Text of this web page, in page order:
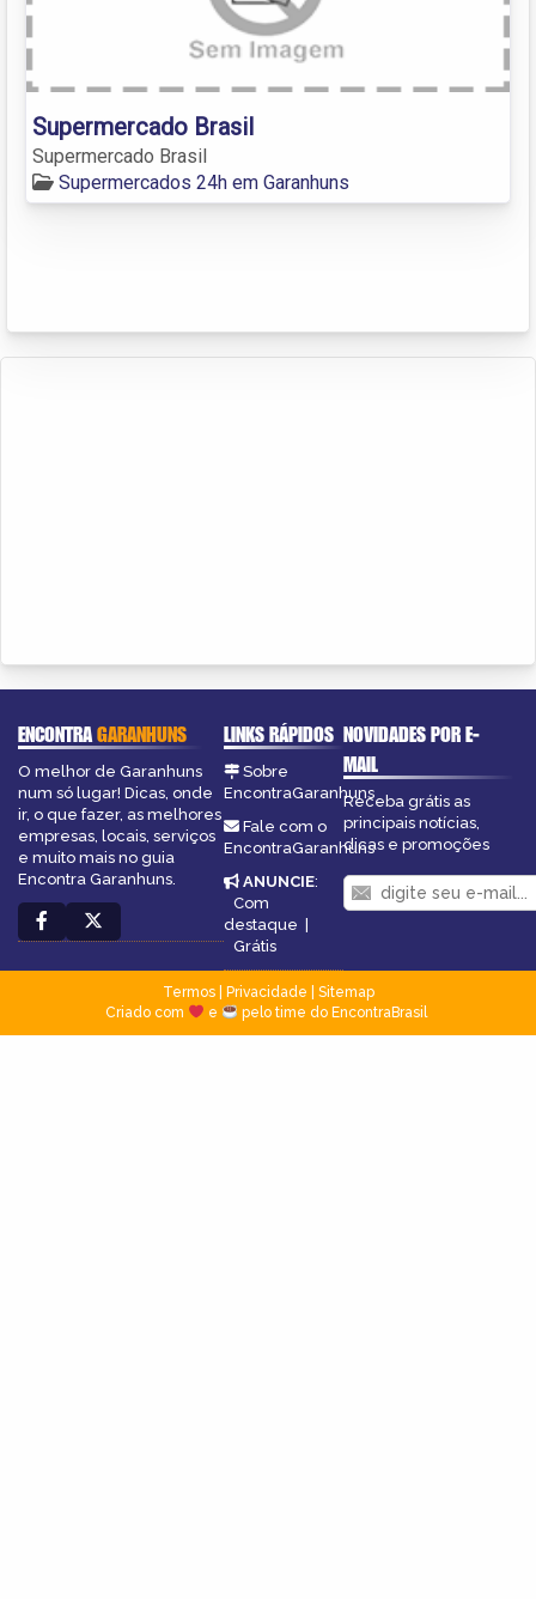
Supermercado Brasil
Supermercado Brasil
Supermercados 24h em Garanhuns
ENCONTRAGARANHUNS
O melhor de Garanhuns
num só lugar! Dicas, onde
ir, o que fazer, as melhores
empresas, locais, serviços
e muito mais no guia
Encontra Garanhuns.
LINKS RÁPIDOS
Sobre
EncontraGaranhuns
Fale com o
EncontraGaranhuns
ANUNCIE:
Com
destaque |
Grátis
NOVIDADES POR E-
MAIL
Receba grátis as
principais notícias,
dicas e promoções
Termos| Privacidade
Sitemap
Criado com
e pelo time do EncontraBrasil